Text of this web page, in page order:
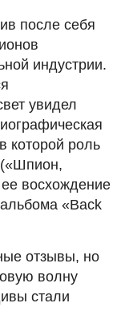
после себя
индустрии.
увидел
которой роль
(«Шпион,
восхождение
«Back
отзывы, но
волну
стали